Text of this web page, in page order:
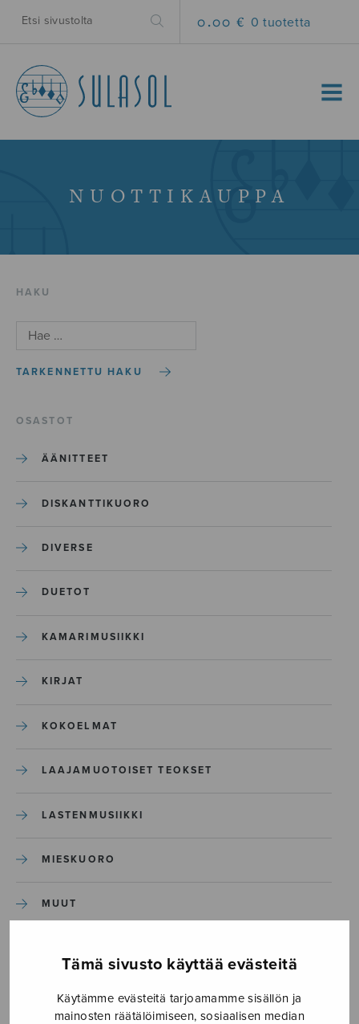
Tämä sivusto käyttää evästeitä
Käytämme evästeitä tarjoamamme sisällön ja
mainosten räätälöimiseen, sosiaalisen median
0.00 € 0 tuotetta
MENU
NUOTTIKAUPPA
HAKU
TARKENNETTU HAKU
OSASTOT
ÄÄNITTEET
DISKANTTIKUORO
DIVERSE
DUETOT
KAMARIMUSIIKKI
KIRJAT
KOKOELMAT
LAAJAMUOTOISET TEOKSET
LASTENMUSIIKKI
MIESKUORO
MUUT
SEKAKUORO